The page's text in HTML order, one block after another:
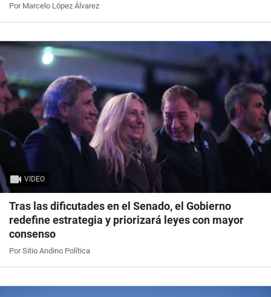
Por Marcelo López Álvarez
VIDEO
Tras las dificutades en el Senado, el Gobierno
redefine estrategia y priorizará leyes con mayor
consenso
Por Sitio Andino Política